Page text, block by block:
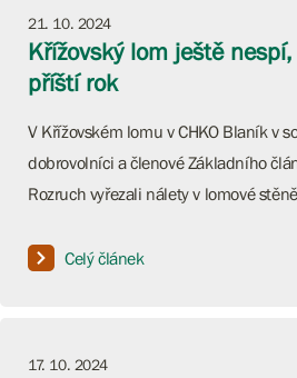
21. 10. 2024
Křížovský lom ještě
příští rok
V Křížovském lomu v CHKO Blaník v
dobrovolníci a členové Základního
Rozruch vyřezali nálety v lomové
Celý článek
17. 10. 2024